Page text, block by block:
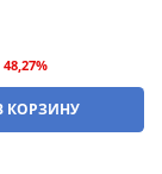
48,27%
КОРЗИНУ